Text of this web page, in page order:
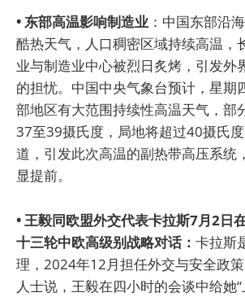
• 东部高温影响制造业 ：中国东部沿
酷热天气，人口稠密区域持续高温，
业与制造业中心被烈日炙烤，引发外
的担忧。中国中央气象台预计，星期
部地区有大范围持续性高温天气，部
37至39摄氏度，局地将超过40摄氏
道，引发此次高温的副热带高压系统
显提前。
• 王毅同欧盟外交代表卡拉斯7月2日
十三轮中欧高级别战略对话： 卡拉斯
理，2024年12月担任外交与安全政
人士说，王毅在四小时的会谈中给她